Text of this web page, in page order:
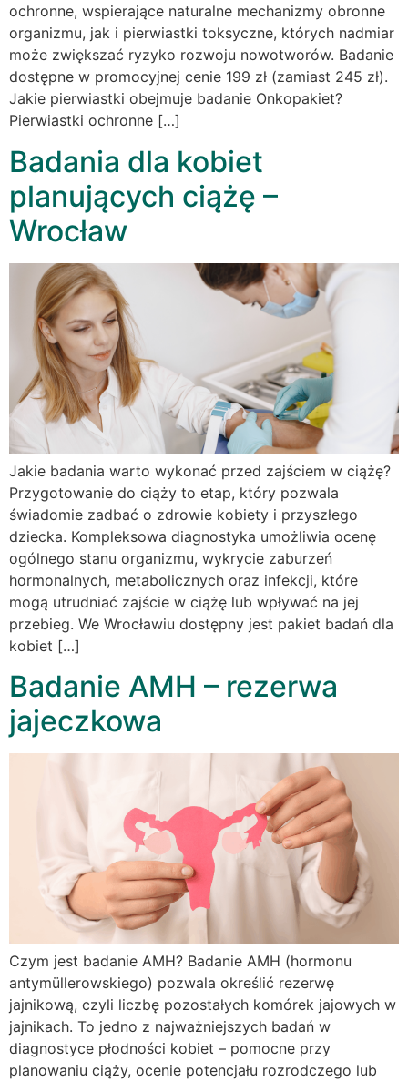
ochronne, wspierające naturalne mechanizmy obronne
organizmu, jak i pierwiastki toksyczne, których nadmiar
może zwiększać ryzyko rozwoju nowotworów. Badanie
dostępne w promocyjnej cenie 199 zł (zamiast 245 zł).
Jakie pierwiastki obejmuje badanie Onkopakiet?
Pierwiastki ochronne […]
Badania dla kobiet
planujących ciążę –
Wrocław
Jakie badania warto wykonać przed zajściem w ciążę?
Przygotowanie do ciąży to etap, który pozwala
świadomie zadbać o zdrowie kobiety i przyszłego
dziecka. Kompleksowa diagnostyka umożliwia ocenę
ogólnego stanu organizmu, wykrycie zaburzeń
hormonalnych, metabolicznych oraz infekcji, które
mogą utrudniać zajście w ciążę lub wpływać na jej
przebieg. We Wrocławiu dostępny jest pakiet badań dla
kobiet […]
Badanie AMH – rezerwa
jajeczkowa
Czym jest badanie AMH? Badanie AMH (hormonu
antymüllerowskiego) pozwala określić rezerwę
jajnikową, czyli liczbę pozostałych komórek jajowych w
jajnikach. To jedno z najważniejszych badań w
diagnostyce płodności kobiet – pomocne przy
planowaniu ciąży, ocenie potencjału rozrodczego lub